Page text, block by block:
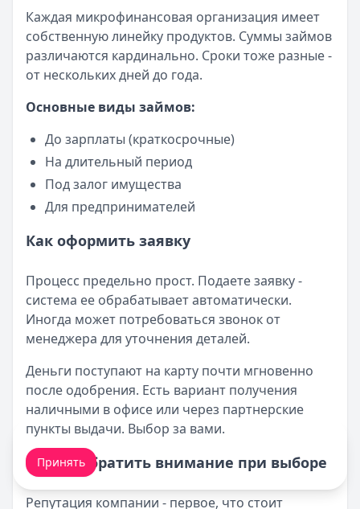
Каждая микрофинансовая организация имеет
собственную линейку продуктов. Суммы займов
различаются кардинально. Сроки тоже разные -
от нескольких дней до года.
Основные виды займов:
До зарплаты (краткосрочные)
На длительный период
Под залог имущества
Для предпринимателей
Как оформить заявку
Процесс предельно прост. Подаете заявку -
система ее обрабатывает автоматически.
Иногда может потребоваться звонок от
менеджера для уточнения деталей.
Деньги поступают на карту почти мгновенно
после одобрения. Есть вариант получения
наличными в офисе или через партнерские
пункты выдачи. Выбор за вами.
На что обратить внимание при выборе
Репутация компании - первое, что стоит
Мы обрабатываем ваши
Принять